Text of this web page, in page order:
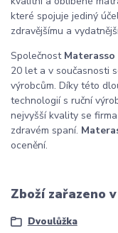
které spojuje jediný
zdravějšímu a
Společnost Materasso
20 let a v současnosti
výrobcům. Díky této
technologií s ruční
nejvyšší kvality se
zdravém spaní.
ocenění.
Zboží zařazeno
Dvoulůžka